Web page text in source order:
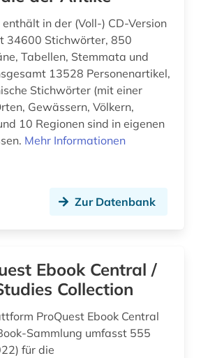
in der (Voll-) CD-Version
34600 Stichwörter, 850
Tabellen, Stemmata und
13528 Personenartikel,
Stichwörter (mit einer
Gewässern, Völkern,
10 Regionen sind in eigenen
Mehr Informationen
Zur Datenbank
Ebook Central /
Collection
ProQuest Ebook Central
Sammlung umfasst 555
für die